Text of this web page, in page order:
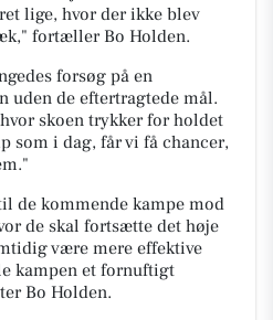
lige, hvor der ikke blev
fortæller Bo Holden.
forsøg på en
uden de eftertragtede mål.
skoen trykker for holdet
som i dag, får vi få chancer,
de kommende kampe mod
de skal fortsætte det høje
være mere effektive
kampen et fornuftigt
Bo Holden.